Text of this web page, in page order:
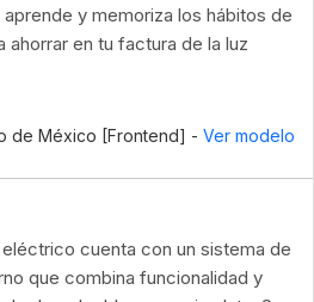
y memoriza los hábitos de
ahorrar en tu factura de la luz
de México [Frontend] - Ver modelo
cuenta con un sistema de
que combina funcionalidad y